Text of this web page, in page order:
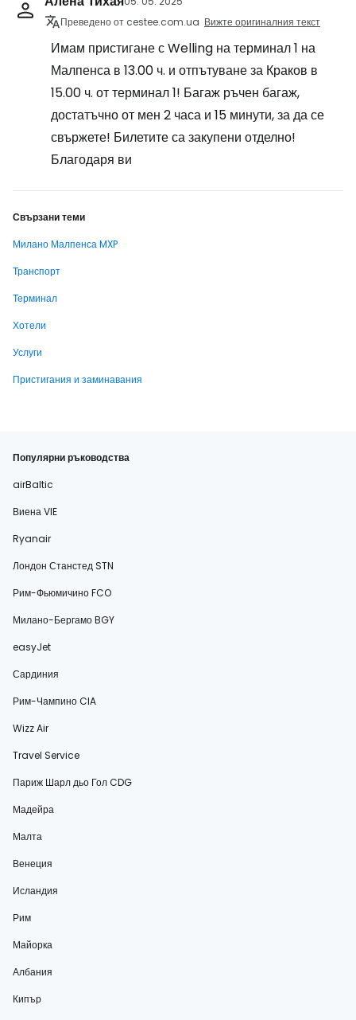
Преведено от cestee.com.ua Вижте оригиналния текст
Имам пристигане с Welling на терминал 1 на
Малпенса в 13.00 ч. и отпътуване за Краков в
15.00 ч. от терминал 1! Багаж ръчен багаж,
достатъчно от мен 2 часа и 15 минути, за да се
свържете! Билетите са закупени отделно!
Благодаря ви
Свързани теми
Милано Малпенса MXP
Транспорт
Терминал
Хотели
Услуги
Пристигания и заминавания
Популярни ръководства
airBaltic
Виена VIE
Ryanair
Лондон Станстед STN
Рим-Фьюмичино FCO
Милано-Бергамо BGY
easyJet
Сардиния
Рим-Чампино CIA
Wizz Air
Travel Service
Париж Шарл дьо Гол CDG
Мадейра
Малта
Венеция
Исландия
Рим
Майорка
Албания
Кипър